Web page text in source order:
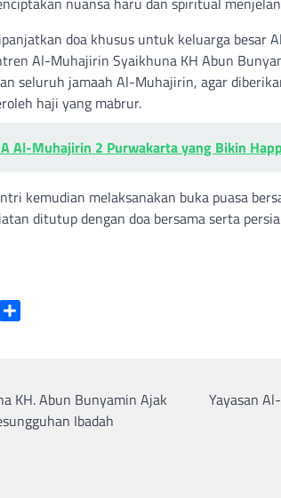
doa khusus untuk keluarga besar
Al-Muhajirin Syaikhuna KH Abun
seluruh jamaah Al-Muhajirin, agar
haji yang mabrur.
Al-Muhajirin 2 Purwakarta yang Bikin
kemudian melaksanakan buka puasa
ditutup dengan doa bersama serta
Gmail
KH. Abun Bunyamin Ajak
Ibadah
Yayasan